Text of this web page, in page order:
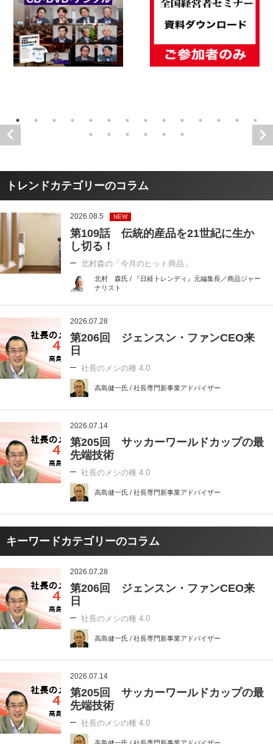
トレンドカテゴリーのコラム
2026.08.5 NEW
第109話 伝統的産品を21世紀に生か
し切る！
北村森の「今月のヒット商品」
北村 森氏 / 『日経トレンディ』元編集長／商品ジャー
ナリスト
2026.07.28
第206回 ジェンスン・ファンCEO来
日
社長のメシの種 4.0
高島健一氏 / 社長専門新事業アドバイザー
2026.07.14
第205回 サッカーワールドカップの最
先端技術
社長のメシの種 4.0
高島健一氏 / 社長専門新事業アドバイザー
キーワードカテゴリーのコラム
2026.07.28
第206回 ジェンスン・ファンCEO来
日
社長のメシの種 4.0
高島健一氏 / 社長専門新事業アドバイザー
2026.07.14
第205回 サッカーワールドカップの最
先端技術
社長のメシの種 4.0